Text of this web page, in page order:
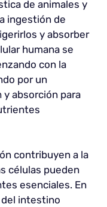
de animales y
ingestión de
y absorber
humana se
con la
por un
absorción para
contribuyen a la
células pueden
esenciales. En
del intestino